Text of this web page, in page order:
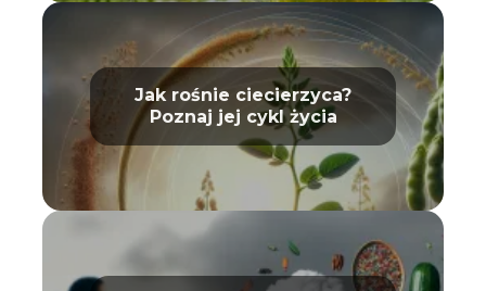
Jak rośnie ciecierzyca?
Poznaj jej cykl życia